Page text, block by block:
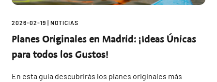
2026-02-19 | NOTICIAS
Planes Originales en Madrid: ¡Ideas Únicas
para todos los Gustos!
En esta guía descubrirás los planes originales más